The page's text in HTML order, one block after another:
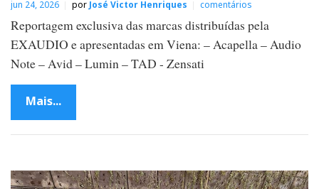
jun 24, 2026 por José Victor Henriques comentários
Reportagem exclusiva das marcas distribuídas pela
EXAUDIO e apresentadas em Viena: – Acapella – Audio
Note – Avid – Lumin – TAD - Zensati
Mais...